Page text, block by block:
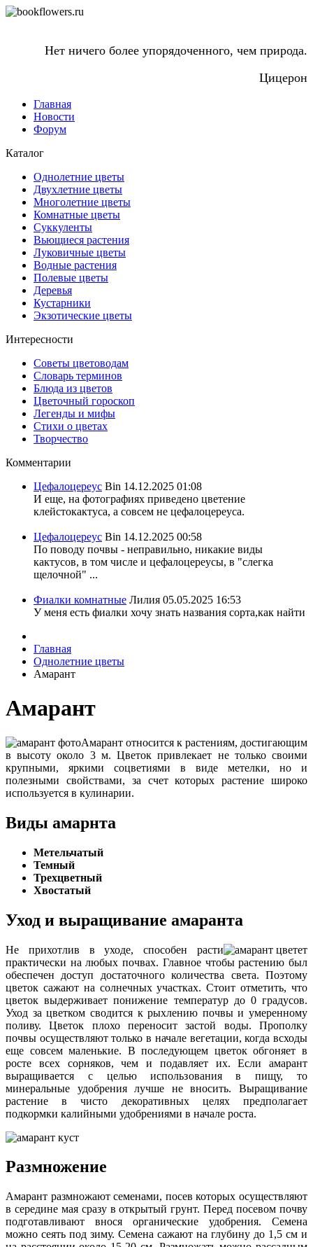
Нет ничего более упорядоченного, чем природа.
Цицерон
Главная
Новости
Форум
Каталог
Однолетние цветы
Двухлетние цветы
Многолетние цветы
Комнатные цветы
Суккуленты
Вьющиеся растения
Луковичные цветы
Водные растения
Полевые цветы
Деревья
Кустарники
Экзотические цветы
Интересности
Советы цветоводам
Словарь терминов
Блюда из цветов
Цветочный гороскоп
Легенды и мифы
Стихи о цветах
Творчество
Комментарии
Цефалоцереус Bin 14.12.2025 01:08
И еще, на фотографиях приведено цветение
клейстокактуса, а совсем не цефалоцереуса.
Цефалоцереус Bin 14.12.2025 00:58
По поводу почвы - неправильно, никакие виды
кактусов, в том числе и цефалоцереусы, в "слегка
щелочной" ...
Фиалки комнатные Лилия 05.05.2025 16:53
У меня есть фиалки хочу знать названия сорта,как найти
Главная
Однолетние цветы
Амарант
Амарант
Амарант относится к растениям, достигающим
в высоту около 3 м. Цветок привлекает не только своими
крупными, яркими соцветиями в виде метелки, но и
полезными свойствами, за счет которых растение широко
используется в кулинарии.
Виды амарнта
Метельчатый
Темный
Трехцветный
Хвостатый
Уход и выращивание амаранта
Не прихотлив в уходе, способен расти
практически на любых почвах. Главное чтобы растению был
обеспечен доступ достаточного количества света. Поэтому
цветок сажают на солнечных участках. Стоит отметить, что
цветок выдерживает понижение температур до 0 градусов.
Уход за цветком сводится к рыхлению почвы и умеренному
поливу. Цветок плохо переносит застой воды. Прополку
почвы осуществляют только в начале вегетации, когда всходы
еще совсем маленькие. В последующем цветок обгоняет в
росте всех сорняков, чем и подавляет их. Если амарант
выращивается с целью использования в пищу, то
минеральные удобрения лучше не вносить. Выращивание
растение в чисто декоративных целях предполагает
подкормки калийными удобрениями в начале роста.
Размножение
Амарант размножают семенами, посев которых осуществляют
в середине мая сразу в открытый грунт. Перед посевом почву
подготавливают внося органические удобрения. Семена
можно сеять под зиму. Семена сажают на глубину до 1,5 см и